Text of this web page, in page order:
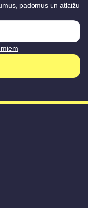
padomus un atlaižu